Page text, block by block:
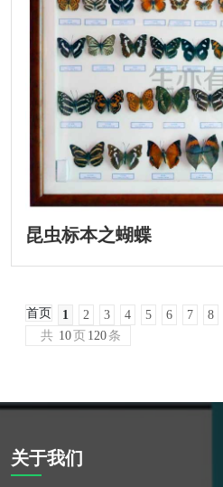
昆虫标本之蝴蝶
首页 1 2 3 4 5 6 7 8
共 10页 120 条
关于我们